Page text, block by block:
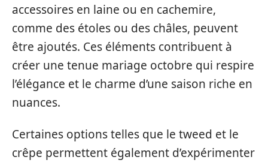
accessoires en laine ou en cachemire,
comme des étoles ou des châles, peuvent
être ajoutés. Ces éléments contribuent à
créer une tenue mariage octobre qui respire
l’élégance et le charme d’une saison riche en
nuances.
Certaines options telles que le tweed et le
crêpe permettent également d’expérimenter